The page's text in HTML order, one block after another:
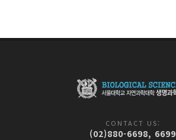
CONTACT US:
(02)880-6698, 6699